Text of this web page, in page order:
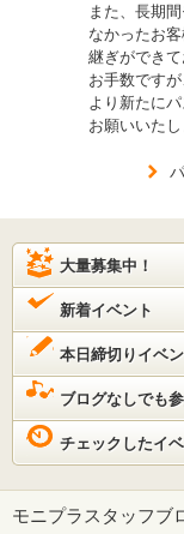
また、長期
なかったお
継ぎができて
お手数です
より新たに
お願いいたし
大量募集中！
新着イベント
本日締切りイベ
ブログなしでも
チェックしたイ
モニプラスタッフブ